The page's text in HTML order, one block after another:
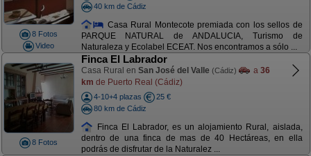
8 Fotos
Video
40 km de Cádiz
Casa Rural Montecote premiada con los sellos de
PARQUE NATURAL de ANDALUCIA, Turismo de
Naturaleza y Ecolabel ECEAT. Nos encontramos a sólo ...
8 Fotos
Finca El Labrador
Casa Rural en San José del Valle (Cádiz) a 36
km de Puerto Real (Cádiz)
4-10+4 plazas
25 €
80 km de Cádiz
Finca El Labrador, es un alojamiento Rural, aislada,
dentro de una finca de mas de 40 Hectáreas, en ella
podrás de disfrutar de la Naturalez ...